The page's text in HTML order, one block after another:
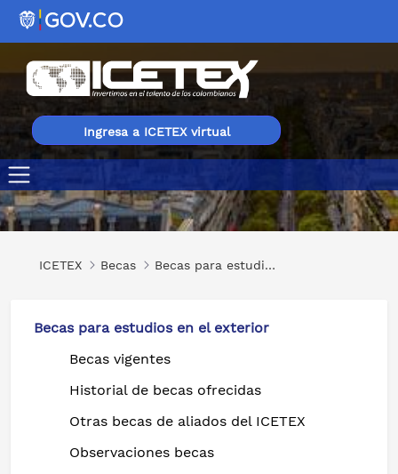
Ingresa a ICETEX virtual
Asistentes de Español en Francia (Intercambio de
ICETEX Becas Becas para estudios en el exterior
Becas para estudios en el exterior
Becas vigentes
Historial de becas ofrecidas
Otras becas de aliados del ICETEX
Observaciones becas